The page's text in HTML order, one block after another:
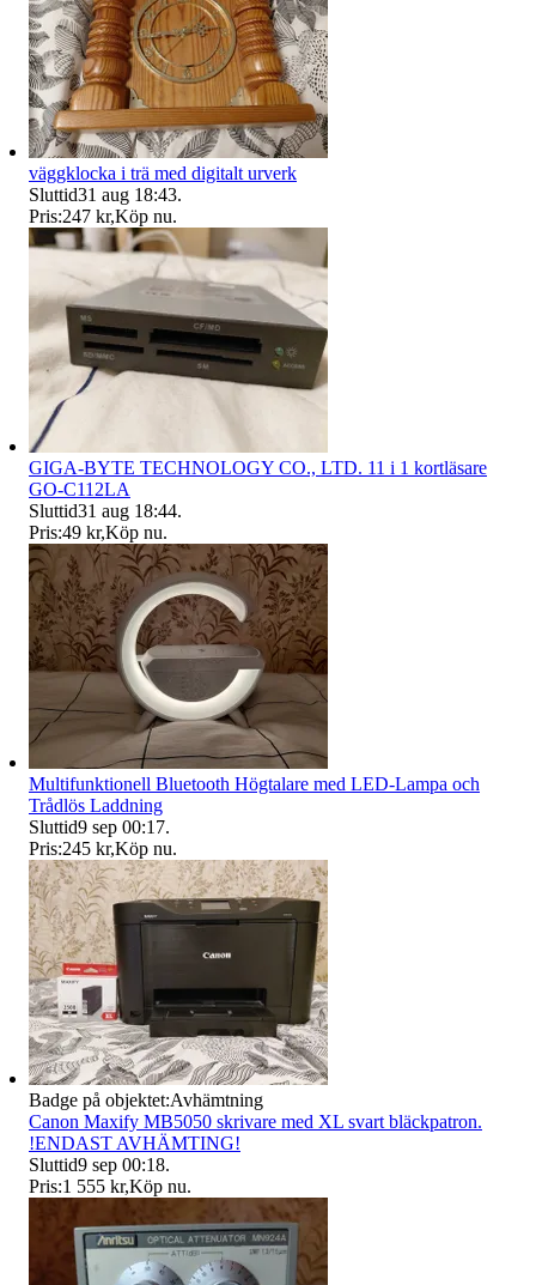
väggklocka i trä med digitalt urverk
Sluttid31 aug 18:43.
Pris:247 kr,Köp nu.
GIGA-BYTE TECHNOLOGY CO., LTD. 11 i 1 kortläsare
GO-C112LA
Sluttid31 aug 18:44.
Pris:49 kr,Köp nu.
Multifunktionell Bluetooth Högtalare med LED-Lampa och
Trådlös Laddning
Sluttid9 sep 00:17.
Pris:245 kr,Köp nu.
Badge på objektet:Avhämtning
Canon Maxify MB5050 skrivare med XL svart bläckpatron.
!ENDAST AVHÄMTING!
Sluttid9 sep 00:18.
Pris:1 555 kr,Köp nu.